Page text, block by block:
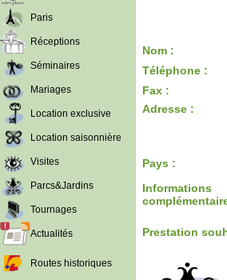
Paris
Réceptions
Séminaires
Mariages
Location exclusive
Location saisonnière
Visites
Parcs&Jardins
Tournages
Actualités
Routes historiques
Nom :
Téléphone :
Fax :
Adresse :
Pays :
Informations
Prestation